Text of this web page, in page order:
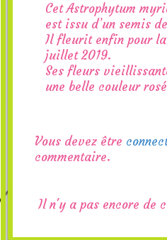
Cet Astrophytum
est issu d’un semis
Il fleurit enfin pour
juillet 2019.
Ses fleurs
une belle couleur
Vous devez être
commentaire.
Il n'y a pas encore de